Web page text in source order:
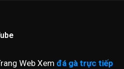
Web Xem đá gà trực tiếp